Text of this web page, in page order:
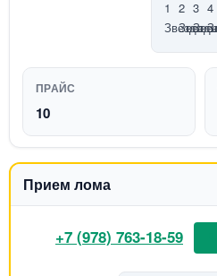
ПРАЙС
10
Прием лома
+7 (978) 763-18-59